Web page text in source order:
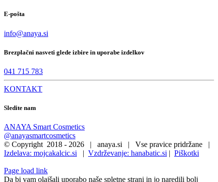
E-pošta
info@anaya.si
Brezplačni nasveti glede izbire in uporabe izdelkov
041 715 783
KONTAKT
Sledite nam
ANAYA Smart Cosmetics
@anayasmartcosmetics
© Copyright 2018 - 2026 | anaya.si | Vse pravice pridržane |
Izdelava: mojcakalcic.si | Vzdrževanje: hanabatic.si | Piškotki
Page load link
Da bi vam olajšali uporabo naše spletne strani in jo naredili bolj